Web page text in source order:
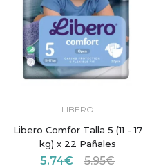
LIBERO
Libero Comfor Talla 5 (11 - 17
kg) x 22 Pañales
5.74€ 5.95€